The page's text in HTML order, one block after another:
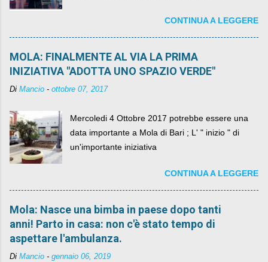
CONTINUA A LEGGERE
MOLA: FINALMENTE AL VIA LA PRIMA
INIZIATIVA "ADOTTA UNO SPAZIO VERDE"
Di Mancio - ottobre 07, 2017
Mercoledi 4 Ottobre 2017 potrebbe essere una
data importante a Mola di Bari ; L' " inizio " di
un'importante iniziativa
CONTINUA A LEGGERE
Mola: Nasce una bimba in paese dopo tanti
anni! Parto in casa: non c'è stato tempo di
aspettare l'ambulanza.
Di Mancio - gennaio 06, 2019